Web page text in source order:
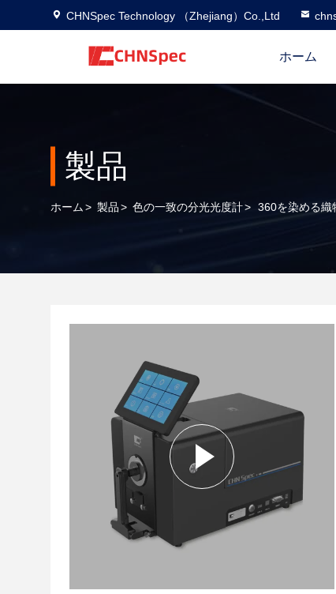
CHNSpec Technology （Zhejiang）Co.,Ltd
ホーム
製品
ホーム> 製品> 色の一致の分光光度計> 360を染める織